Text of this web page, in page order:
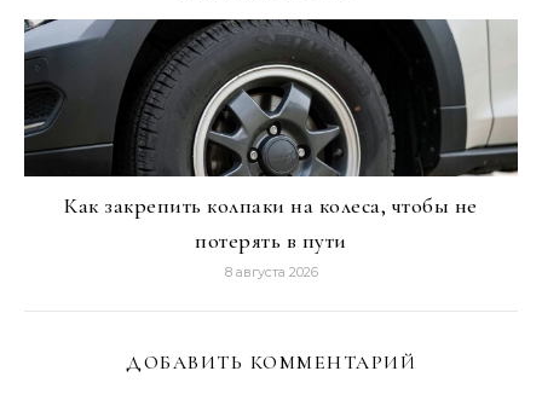
Как закрепить колпаки на колеса, чтобы не
потерять в пути
8 августа 2026
ДОБАВИТЬ КОММЕНТАРИЙ